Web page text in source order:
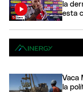
la
esta
Vaca
la